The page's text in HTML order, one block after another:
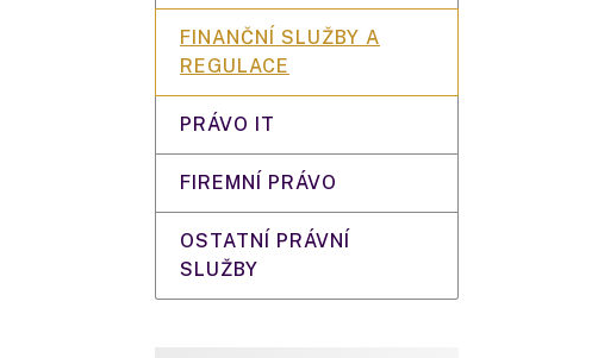
FINANČNÍ SLUŽBY A
REGULACE
PRÁVO IT
FIREMNÍ PRÁVO
OSTATNÍ PRÁVNÍ
SLUŽBY